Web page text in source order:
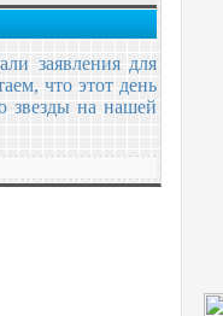
заявления для
что этот день
звезды на нашей